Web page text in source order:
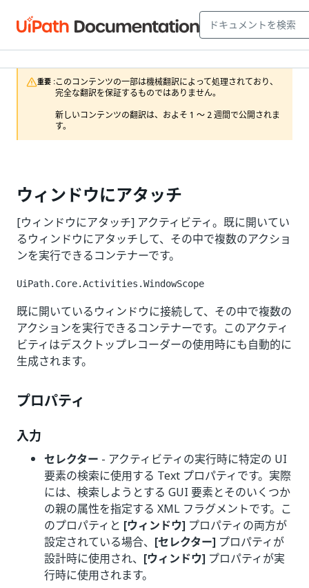
重要 :このコンテンツの一部は機械翻訳によって処理されており、
完全な翻訳を保証するものではありません。
新しいコンテンツの翻訳は、およそ 1 ～ 2 週間で公開されま
す。
ウィンドウにアタッチ
[ウィンドウにアタッチ] アクティビティ。既に開いてい
るウィンドウにアタッチして、その中で複数のアクショ
ンを実行できるコンテナーです。
UiPath.Core.Activities.WindowScope
既に開いているウィンドウに接続して、その中で複数の
アクションを実行できるコンテナーです。このアクティ
ビティはデスクトップレコーダーの使用時にも自動的に
生成されます。
プロパティ
入力
セレクター - アクティビティの実行時に特定の UI
要素の検索に使用する Text プロパティです。実際
には、検索しようとする GUI 要素とそのいくつか
の親の属性を指定する XML フラグメントです。こ
のプロパティと [ウィンドウ] プロパティの両方が
設定されている場合、 [セレクター] プロパティが
設計時に使用され、 [ウィンドウ] プロパティが実
行時に使用されます。